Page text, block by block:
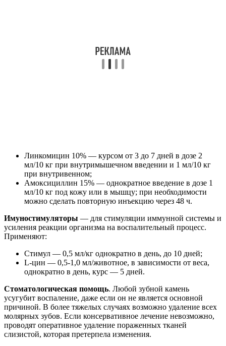
Линкомицин 10% — курсом от 3 до 7 дней в дозе 2
мл/10 кг при внутримышечном введении и 1 мл/10 кг
при внутривенном;
Амоксициллин 15% — однократное введение в дозе 1
мл/10 кг под кожу или в мышцу; при необходимости
можно сделать повторную инъекцию через 48 ч.
Имуностимуляторы — для стимуляции иммунной системы и
усиления реакции организма на воспалительный процесс.
Применяют:
Стимул — 0,5 мл/кг однократно в день, до 10 дней;
L-цин — 0,5-1,0 мл/животное, в зависимости от веса,
однократно в день, курс — 5 дней.
Стоматологическая помощь. Любой зубной камень
усугубит воспаление, даже если он не является основной
причиной. В более тяжелых случаях возможно удаление всех
молярных зубов. Если консервативное лечение невозможно,
проводят оперативное удаление пораженных тканей
слизистой, которая претерпела изменения.